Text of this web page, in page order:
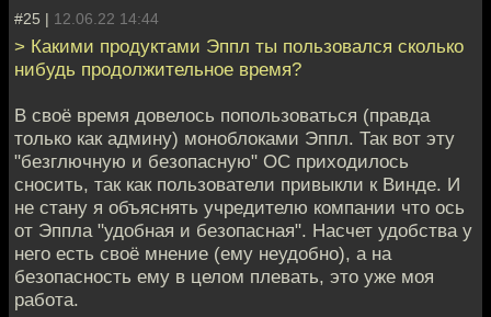
#25 | 12.06.22 14:44
> Какими продуктами Эппл ты пользовался сколько
нибудь продолжительное время?
В своё время довелось попользоваться (правда
только как админу) моноблоками Эппл. Так вот эту
"безглючную и безопасную" ОС приходилось
сносить, так как пользователи привыкли к Винде. И
не стану я объяснять учредителю компании что ось
от Эппла "удобная и безопасная". Насчет удобства у
него есть своё мнение (ему неудобно), а на
безопасность ему в целом плевать, это уже моя
работа.